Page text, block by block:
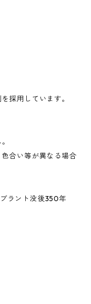
採用しています。
合い等が異なる場合
ラント没後350年